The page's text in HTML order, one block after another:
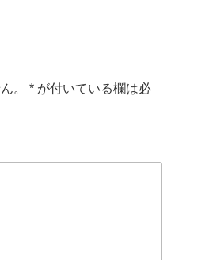
。 * が付いている欄は必